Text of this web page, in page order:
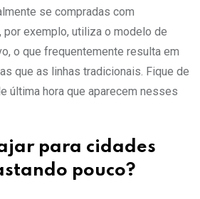
se compradas com
por exemplo, utiliza o modelo de
o que frequentemente resulta em
que as linhas tradicionais. Fique de
última hora que aparecem nesses
para cidades
pouco?